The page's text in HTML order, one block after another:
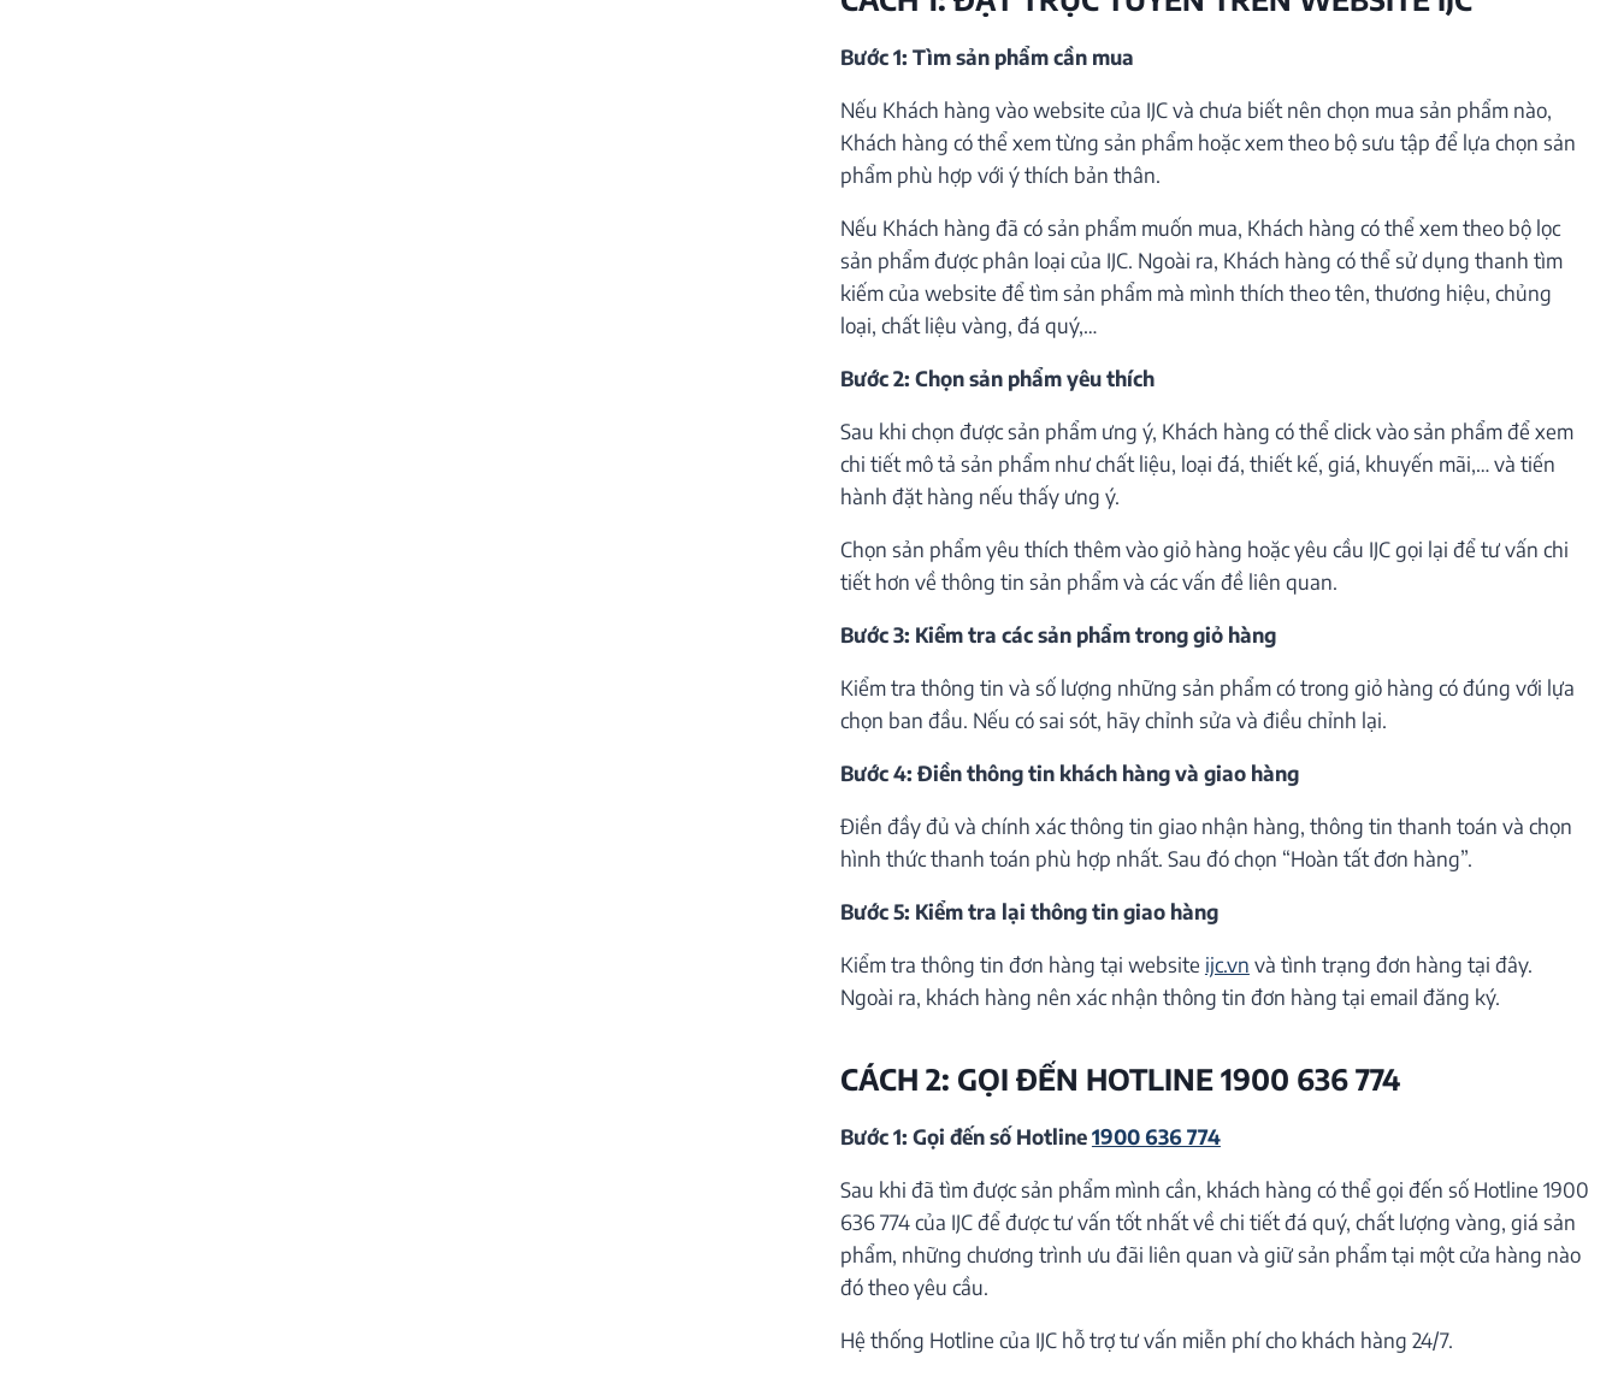
Bước 1: Tìm sản phẩm cần mua
Nếu Khách hàng vào website của IJC và chưa biết nên chọn mua sản phẩm nào,
Khách hàng có thể xem từng sản phẩm hoặc xem theo bộ sưu tập để lựa chọn sản
phẩm phù hợp với ý thích bản thân.
Nếu Khách hàng đã có sản phẩm muốn mua, Khách hàng có thể xem theo bộ lọc
sản phẩm được phân loại của IJC. Ngoài ra, Khách hàng có thể sử dụng thanh tìm
kiếm của website để tìm sản phẩm mà mình thích theo tên, thương hiệu, chủng
loại, chất liệu vàng, đá quý,…
Bước 2: Chọn sản phẩm yêu thích
Sau khi chọn được sản phẩm ưng ý, Khách hàng có thể click vào sản phẩm để xem
chi tiết mô tả sản phẩm như chất liệu, loại đá, thiết kế, giá, khuyến mãi,… và tiến
hành đặt hàng nếu thấy ưng ý.
Chọn sản phẩm yêu thích thêm vào giỏ hàng hoặc yêu cầu IJC gọi lại để tư vấn chi
tiết hơn về thông tin sản phẩm và các vấn đề liên quan.
Bước 3: Kiểm tra các sản phẩm trong giỏ hàng
Kiểm tra thông tin và số lượng những sản phẩm có trong giỏ hàng có đúng với lựa
chọn ban đầu. Nếu có sai sót, hãy chỉnh sửa và điều chỉnh lại.
Bước 4: Điền thông tin khách hàng và giao hàng
Điền đầy đủ và chính xác thông tin giao nhận hàng, thông tin thanh toán và chọn
hình thức thanh toán phù hợp nhất. Sau đó chọn “Hoàn tất đơn hàng”.
Bước 5: Kiểm tra lại thông tin giao hàng
Kiểm tra thông tin đơn hàng tại website ijc.vn và tình trạng đơn hàng tại đây.
Ngoài ra, khách hàng nên xác nhận thông tin đơn hàng tại email đăng ký.
CÁCH 2: GỌI ĐẾN HOTLINE 1900 636 774
Bước 1: Gọi đến số Hotline1900 636 774
Sau khi đã tìm được sản phẩm mình cần, khách hàng có thể gọi đến số Hotline 1900
636 774 của IJC để được tư vấn tốt nhất về chi tiết đá quý, chất lượng vàng, giá sản
phẩm, những chương trình ưu đãi liên quan và giữ sản phẩm tại một cửa hàng nào
đó theo yêu cầu.
Hệ thống Hotline của IJC hỗ trợ tư vấn miễn phí cho khách hàng 24/7.